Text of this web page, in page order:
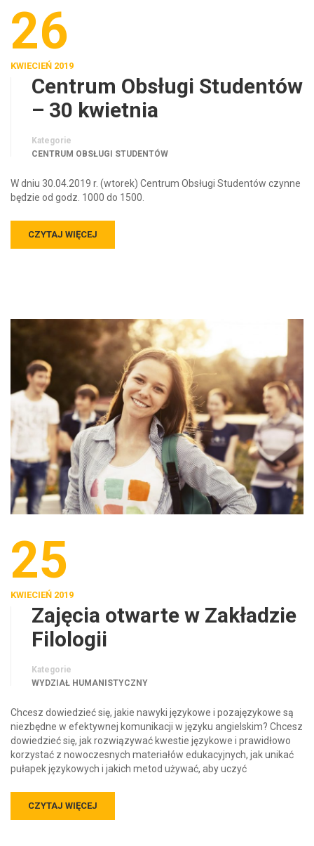
26
KWIECIEŃ 2019
Centrum Obsługi Studentów
– 30 kwietnia
Kategorie
CENTRUM OBSŁUGI STUDENTÓW
W dniu 30.04.2019 r. (wtorek) Centrum Obsługi Studentów czynne
będzie od godz. 1000 do 1500.
CZYTAJ WIĘCEJ
25
KWIECIEŃ 2019
Zajęcia otwarte w Zakładzie
Filologii
Kategorie
WYDZIAŁ HUMANISTYCZNY
Chcesz dowiedzieć się, jakie nawyki językowe i pozajęzykowe są
niezbędne w efektywnej komunikacji w języku angielskim? Chcesz
dowiedzieć się, jak rozwiązywać kwestie językowe i prawidłowo
korzystać z nowoczesnych materiałów edukacyjnych, jak unikać
pułapek językowych i jakich metod używać, aby uczyć
CZYTAJ WIĘCEJ